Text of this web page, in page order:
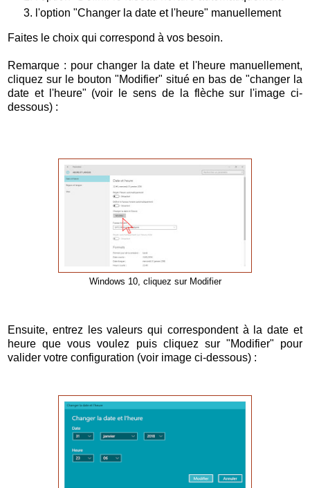
l'option "Changer la date et l'heure" manuellement
Faites le choix qui correspond à vos besoin.
Remarque : pour changer la date et l'heure manuellement,
cliquez sur le bouton "Modifier" situé en bas de "changer la
date et l'heure" (voir le sens de la flèche sur l'image ci-
dessous) :
Windows 10, cliquez sur Modifier
Ensuite, entrez les valeurs qui correspondent à la date et
heure que vous voulez puis cliquez sur "Modifier" pour
valider votre configuration (voir image ci-dessous) :